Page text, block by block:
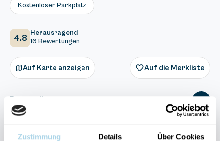
Zustimmung Details Über Cookies
Kostenloser Parkplatz
4.8 Herausragend
16 Bewertungen
Auf Karte anzeigen Auf die Merkliste
Beschreibung
Ausstattung